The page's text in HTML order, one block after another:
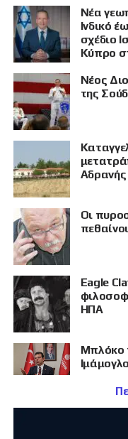
Νέα
Ινδικό
σχέδιο
Κύπρο
Νέος
της
Οι
Eagle
ΗΠΑ
Μπλόκο